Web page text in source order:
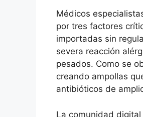
Médicos
por tres factores
importadas sin
severa reacción
pesados. Como se
creando ampollas
antibióticos de
La comunidad